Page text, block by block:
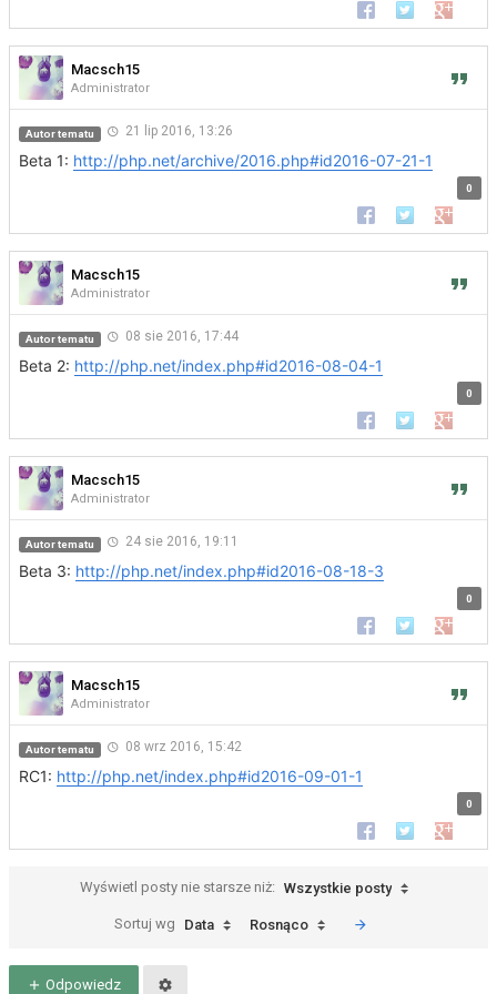
Udostępnij na
Udostępnij na
Macsch15
Administrator
Autor tematu 21 lip 2016, 13:26
Beta 1: http://php.net/archive/2016.php#id2016-07-21-1
0
Udostępnij na
Udostępnij na
Macsch15
Administrator
Autor tematu 08 sie 2016, 17:44
Beta 2: http://php.net/index.php#id2016-08-04-1
0
Udostępnij na
Udostępnij na
Macsch15
Administrator
Autor tematu 24 sie 2016, 19:11
Beta 3: http://php.net/index.php#id2016-08-18-3
0
Udostępnij na
Udostępnij na
Macsch15
Administrator
Autor tematu 08 wrz 2016, 15:42
RC1: http://php.net/index.php#id2016-09-01-1
0
Udostępnij na
Udostępnij na
Wyświetl posty nie starsze niż: Wszystkie posty
Sortuj wg Data Rosnąco
Odpowiedz